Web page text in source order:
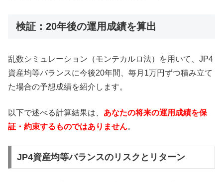
検証：20年後の運用成績を算出
乱数シミュレーション（モンテカルロ法）を用いて、JP4
資産均等バランスに今後20年間、毎月1万円ずつ積み立て
た場合の予想成績を紹介します。
以下で述べる計算結果は、 あなたの将来の運用成績を保
証・約束するものではありません。
JP4資産均等バランスのリスクとリターン